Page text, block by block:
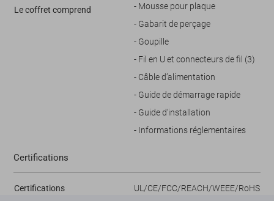
Le coffret comprend
- Mousse pour plaque
- Gabarit de perçage
- Goupille
- Fil en U et connecteurs de fil (3)
- Câble d’alimentation
- Guide de démarrage rapide
- Guide d’installation
- Informations réglementaires
Certifications
Certifications UL/CE/FCC/REACH/WEEE/RoHS